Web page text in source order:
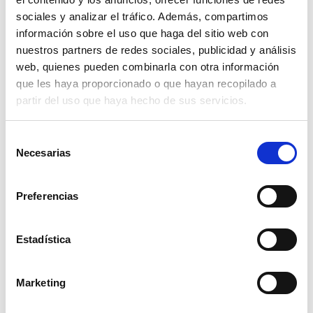
sociales y analizar el tráfico. Además, compartimos
información sobre el uso que haga del sitio web con
nuestros partners de redes sociales, publicidad y análisis
web, quienes pueden combinarla con otra información
que les haya proporcionado o que hayan recopilado a
partir del uso que haya hecho de sus servicios.
Necesarias
Preferencias
Estadística
Marketing
Marcar como artículo favorito
ARTÍCULOS
RELACIONADOS